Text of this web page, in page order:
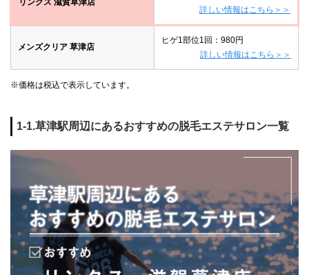
リンクス 滋賀草津店
詳しい情報はこちら＞＞
メンズクリア 草津店
ヒゲ1部位1回：980円
詳しい情報はこちら＞＞
※価格は税込で表示しています。
1-1.草津駅周辺にあるおすすめの脱毛エステサロン一覧